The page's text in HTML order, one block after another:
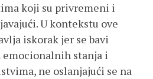
koji su privremeni i
U kontekstu ove
iskorak jer se bavi
stanja i
ne oslanjajući se na